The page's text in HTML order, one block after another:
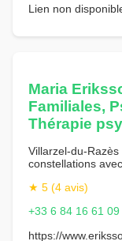
Lien non
Maria
Familiales,
Thérapie
Villarzel-du-
constellations
★ 5 (4 avis)
+33 6 84 16 61 09
https://